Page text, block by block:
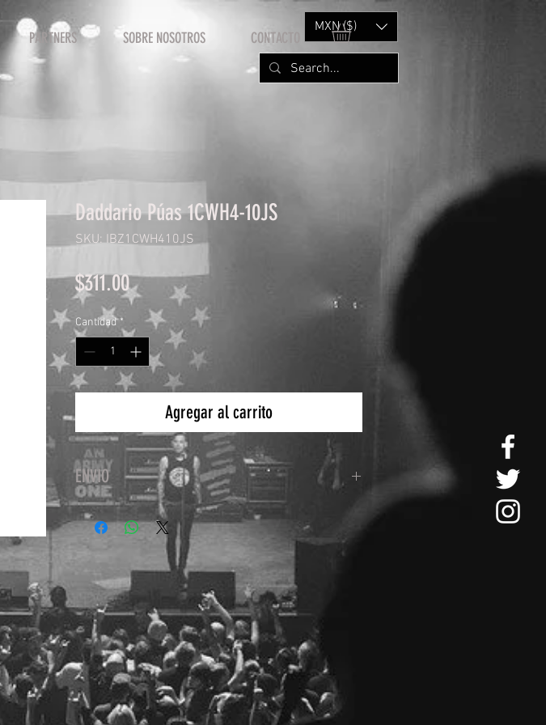
PARTNERS SOBRE NOSOTROS CONTACTO
MXN ($)
Daddario Púas 1CWH4-10JS
SKU: IBZ1CWH410JS
$311.00Precio
Cantidad *
Agregar al carrito
ENVIO
El servicio de paqueteria es por medio de Estafeta y
Fedex, sin costo adicional.